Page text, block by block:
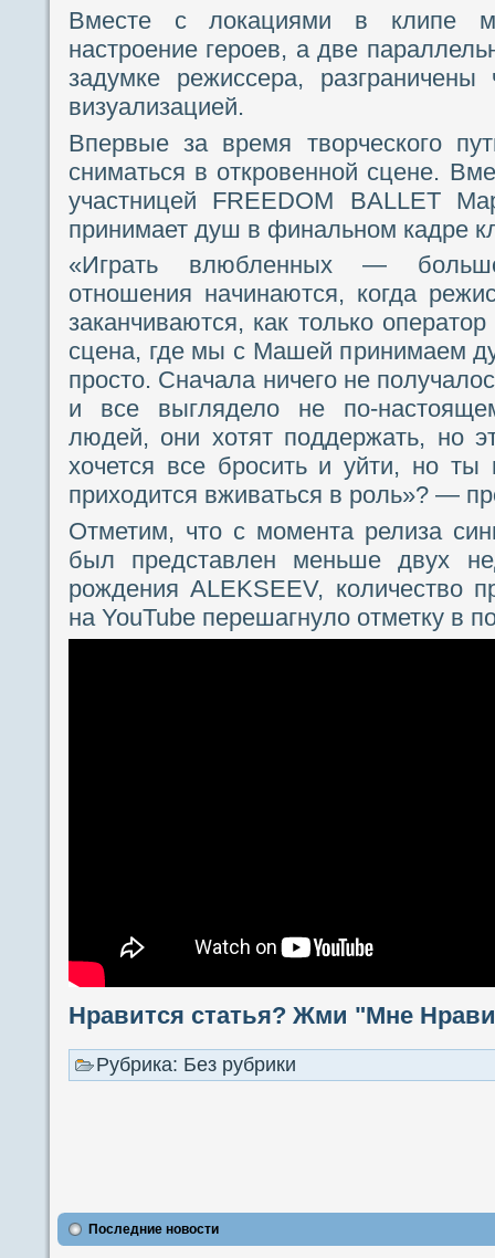
Вместе с локациями в клипе
настроение героев, а две
задумке режиссера,
визуализацией.
Впервые за время творческого
сниматься в откровенной сцене.
участницей FREEDOM BALLET
принимает душ в финальном кадре
«Играть влюбленных —
отношения начинаются, когда
заканчиваются, как только
сцена, где мы с Машей принимаем
просто. Сначала ничего не
и все выглядело не по-
людей, они хотят поддержать, но
хочется все бросить и уйти, но
приходится вживаться в роль»? —
Отметим, что с момента релиза
был представлен меньше двух
рождения ALEKSEEV, количество
на YouTube перешагнуло отметку в
Нравится статья? Жми "Мне
Рубрика: Без рубрики
Последние новости